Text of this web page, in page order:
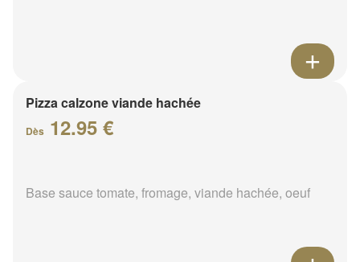
Pizza calzone viande hachée
Dès 12.95 €
Base sauce tomate, fromage, viande hachée, oeuf